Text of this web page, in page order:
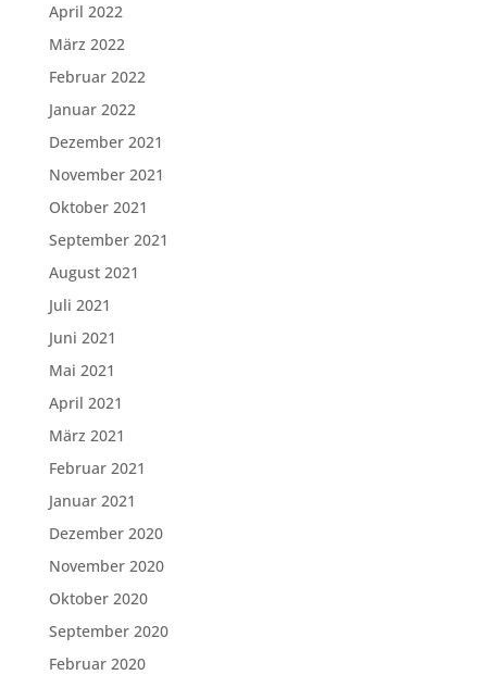
April 2022
März 2022
Februar 2022
Januar 2022
Dezember 2021
November 2021
Oktober 2021
September 2021
August 2021
Juli 2021
Juni 2021
Mai 2021
April 2021
März 2021
Februar 2021
Januar 2021
Dezember 2020
November 2020
Oktober 2020
September 2020
Februar 2020